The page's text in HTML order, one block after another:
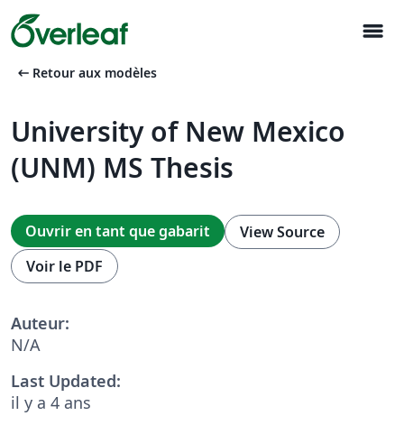
menu
arrow_left_alt Retour aux modèles
University of New Mexico
(UNM) MS Thesis
Ouvrir en tant que gabarit
View Source
Voir le PDF
Auteur:
N/A
Last Updated:
il y a 4 ans